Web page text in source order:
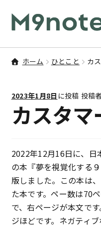
ナ
ビ
ゲ
ー
ン
へ
ス
ッ
プ
コ
ン
テ
ン
ス
キ
ッ
9マスノート
研修
お問い合わせ
アカウント
ご利用案内
ホーム ひとこと カ
2023年1月8日 に投稿 投稿
カスタマ
2022年12月16日に、日
の本『夢を視覚化する
版しました。この本は
た本です。ペー数は70
で、右ページが本文で
ジほどです。ネガティ